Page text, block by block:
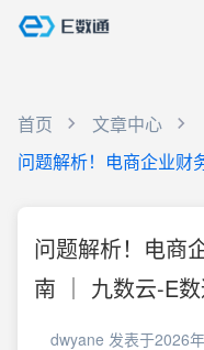
首页
文章中心
问题解析！电商企业财
问题解析！电商
南 ｜ 九数云-E
dwyane 发表于2026